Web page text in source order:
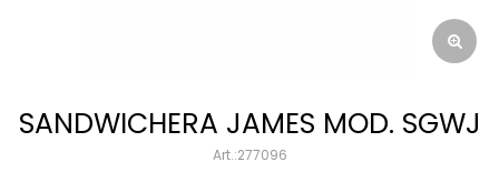
SANDWICHERA JAMES MOD. SGWJ
277096